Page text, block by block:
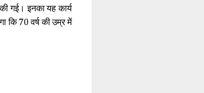
गई। इनका यह कार्य
कि 70 वर्ष की उम्र में